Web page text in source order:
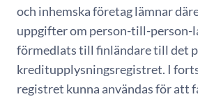
och inhemska företag lämnar
uppgifter om person-till-person-
förmedlats till finländare till det
kreditupplysningsregistret. I
registret kunna användas för att